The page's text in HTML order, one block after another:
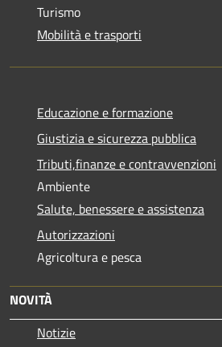
Turismo
Mobilità e trasporti
Educazione e formazione
Giustizia e sicurezza pubblica
Tributi,finanze e contravvenzioni
Ambiente
Salute, benessere e assistenza
Autorizzazioni
Agricoltura e pesca
NOVITÀ
Notizie